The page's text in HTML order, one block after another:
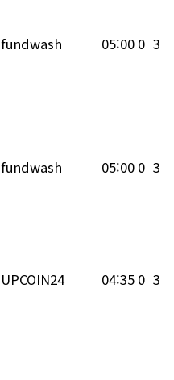
fundwash 05:00 0 3
fundwash 05:00 0 3
UPCOIN24 04:35 0 3